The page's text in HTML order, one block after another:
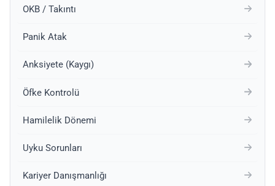
OKB / Takıntı
Panik Atak
Anksiyete (Kaygı)
Öfke Kontrolü
Hamilelik Dönemi
Uyku Sorunları
Kariyer Danışmanlığı